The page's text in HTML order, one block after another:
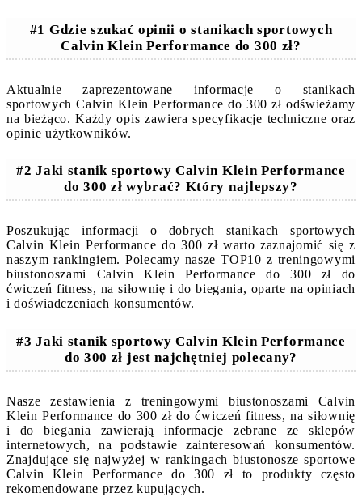
#1 Gdzie szukać opinii o stanikach sportowych
Calvin Klein Performance do 300 zł?
Aktualnie zaprezentowane informacje o stanikach
sportowych Calvin Klein Performance do 300 zł odświeżamy
na bieżąco. Każdy opis zawiera specyfikacje techniczne oraz
opinie użytkowników.
#2 Jaki stanik sportowy Calvin Klein Performance
do 300 zł wybrać? Który najlepszy?
Poszukując informacji o dobrych stanikach sportowych
Calvin Klein Performance do 300 zł warto zaznajomić się z
naszym rankingiem. Polecamy nasze TOP10 z treningowymi
biustonoszami Calvin Klein Performance do 300 zł do
ćwiczeń fitness, na siłownię i do biegania, oparte na opiniach
i doświadczeniach konsumentów.
#3 Jaki stanik sportowy Calvin Klein Performance
do 300 zł jest najchętniej polecany?
Nasze zestawienia z treningowymi biustonoszami Calvin
Klein Performance do 300 zł do ćwiczeń fitness, na siłownię
i do biegania zawierają informacje zebrane ze sklepów
internetowych, na podstawie zainteresowań konsumentów.
Znajdujące się najwyżej w rankingach biustonosze sportowe
Calvin Klein Performance do 300 zł to produkty często
rekomendowane przez kupujących.